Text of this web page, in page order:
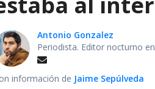
Antonio Gonzalez
Periodista. Editor nocturno
información de Jaime Sepúlveda